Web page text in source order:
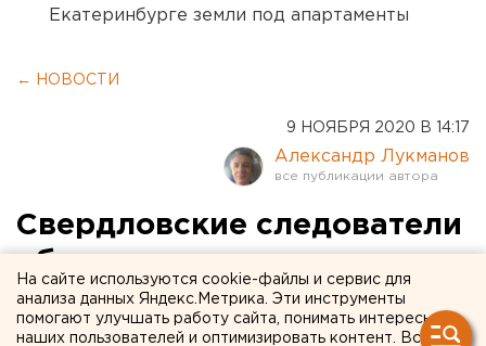
Екатеринбурге земли под апартаменты
← НОВОСТИ
9 НОЯБРЯ 2020 В 14:17
Александр Лукманов
Свердловские следователи
объявили в розыск
похищенного
предпринимателя (ФОТО)
На сайте используются cookie-файлы и сервис для
анализа данных Яндекс.Метрика. Эти инструменты
помогают улучшать работу сайта, понимать интересы
наших пользователей и оптимизировать контент. Вся